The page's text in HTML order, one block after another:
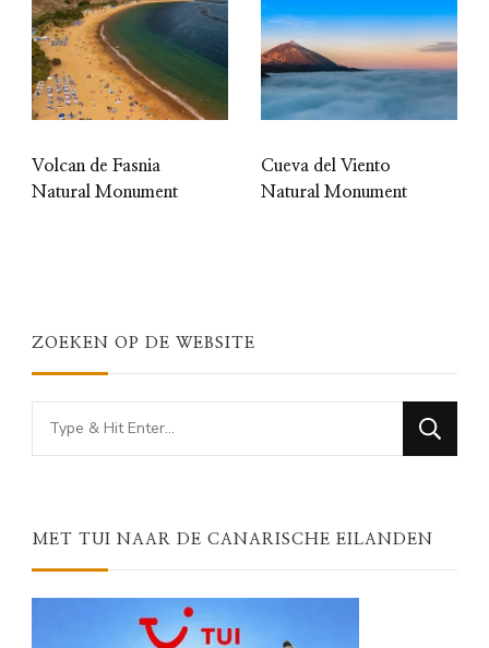
Volcan de Fasnia
Natural Monument
Cueva del Viento
Natural Monument
ZOEKEN OP DE WEBSITE
Looking
for
MET TUI NAAR DE CANARISCHE EILANDEN